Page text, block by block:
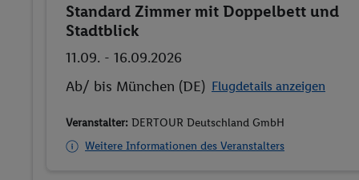
Buchen
Standard Zimmer mit Doppelbett und
Stadtblick
11.09. - 16.09.2026
Ab/ bis München (DE) Flugdetails anzeigen
Veranstalter: DERTOUR Deutschland GmbH
Weitere Informationen des Veranstalters